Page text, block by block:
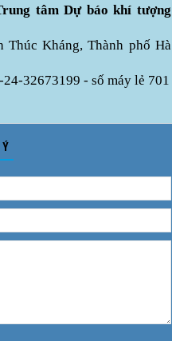
tâm Dự báo khí tượng
Kháng, Thành phố Hà
32673199 - số máy lẻ 701
Ý